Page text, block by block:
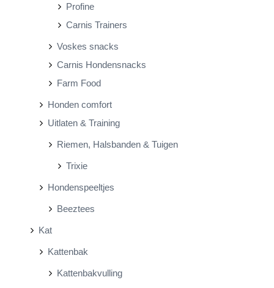
Profine
Carnis Trainers
Voskes snacks
Carnis Hondensnacks
Farm Food
Honden comfort
Uitlaten & Training
Riemen, Halsbanden & Tuigen
Trixie
Hondenspeeltjes
Beeztees
Kat
Kattenbak
Kattenbakvulling